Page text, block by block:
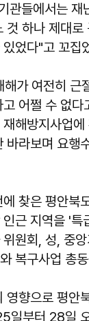
관들에서는 재
것 하나 제대
었다"고 꼬집
가 여전히 근
어쩔 수 없다
해방지사업
바라보며 요행
찾은 평안북
근 지역을 '특
원회, 성, 중
복구사업 총
영향으로 평안
일부터 28일